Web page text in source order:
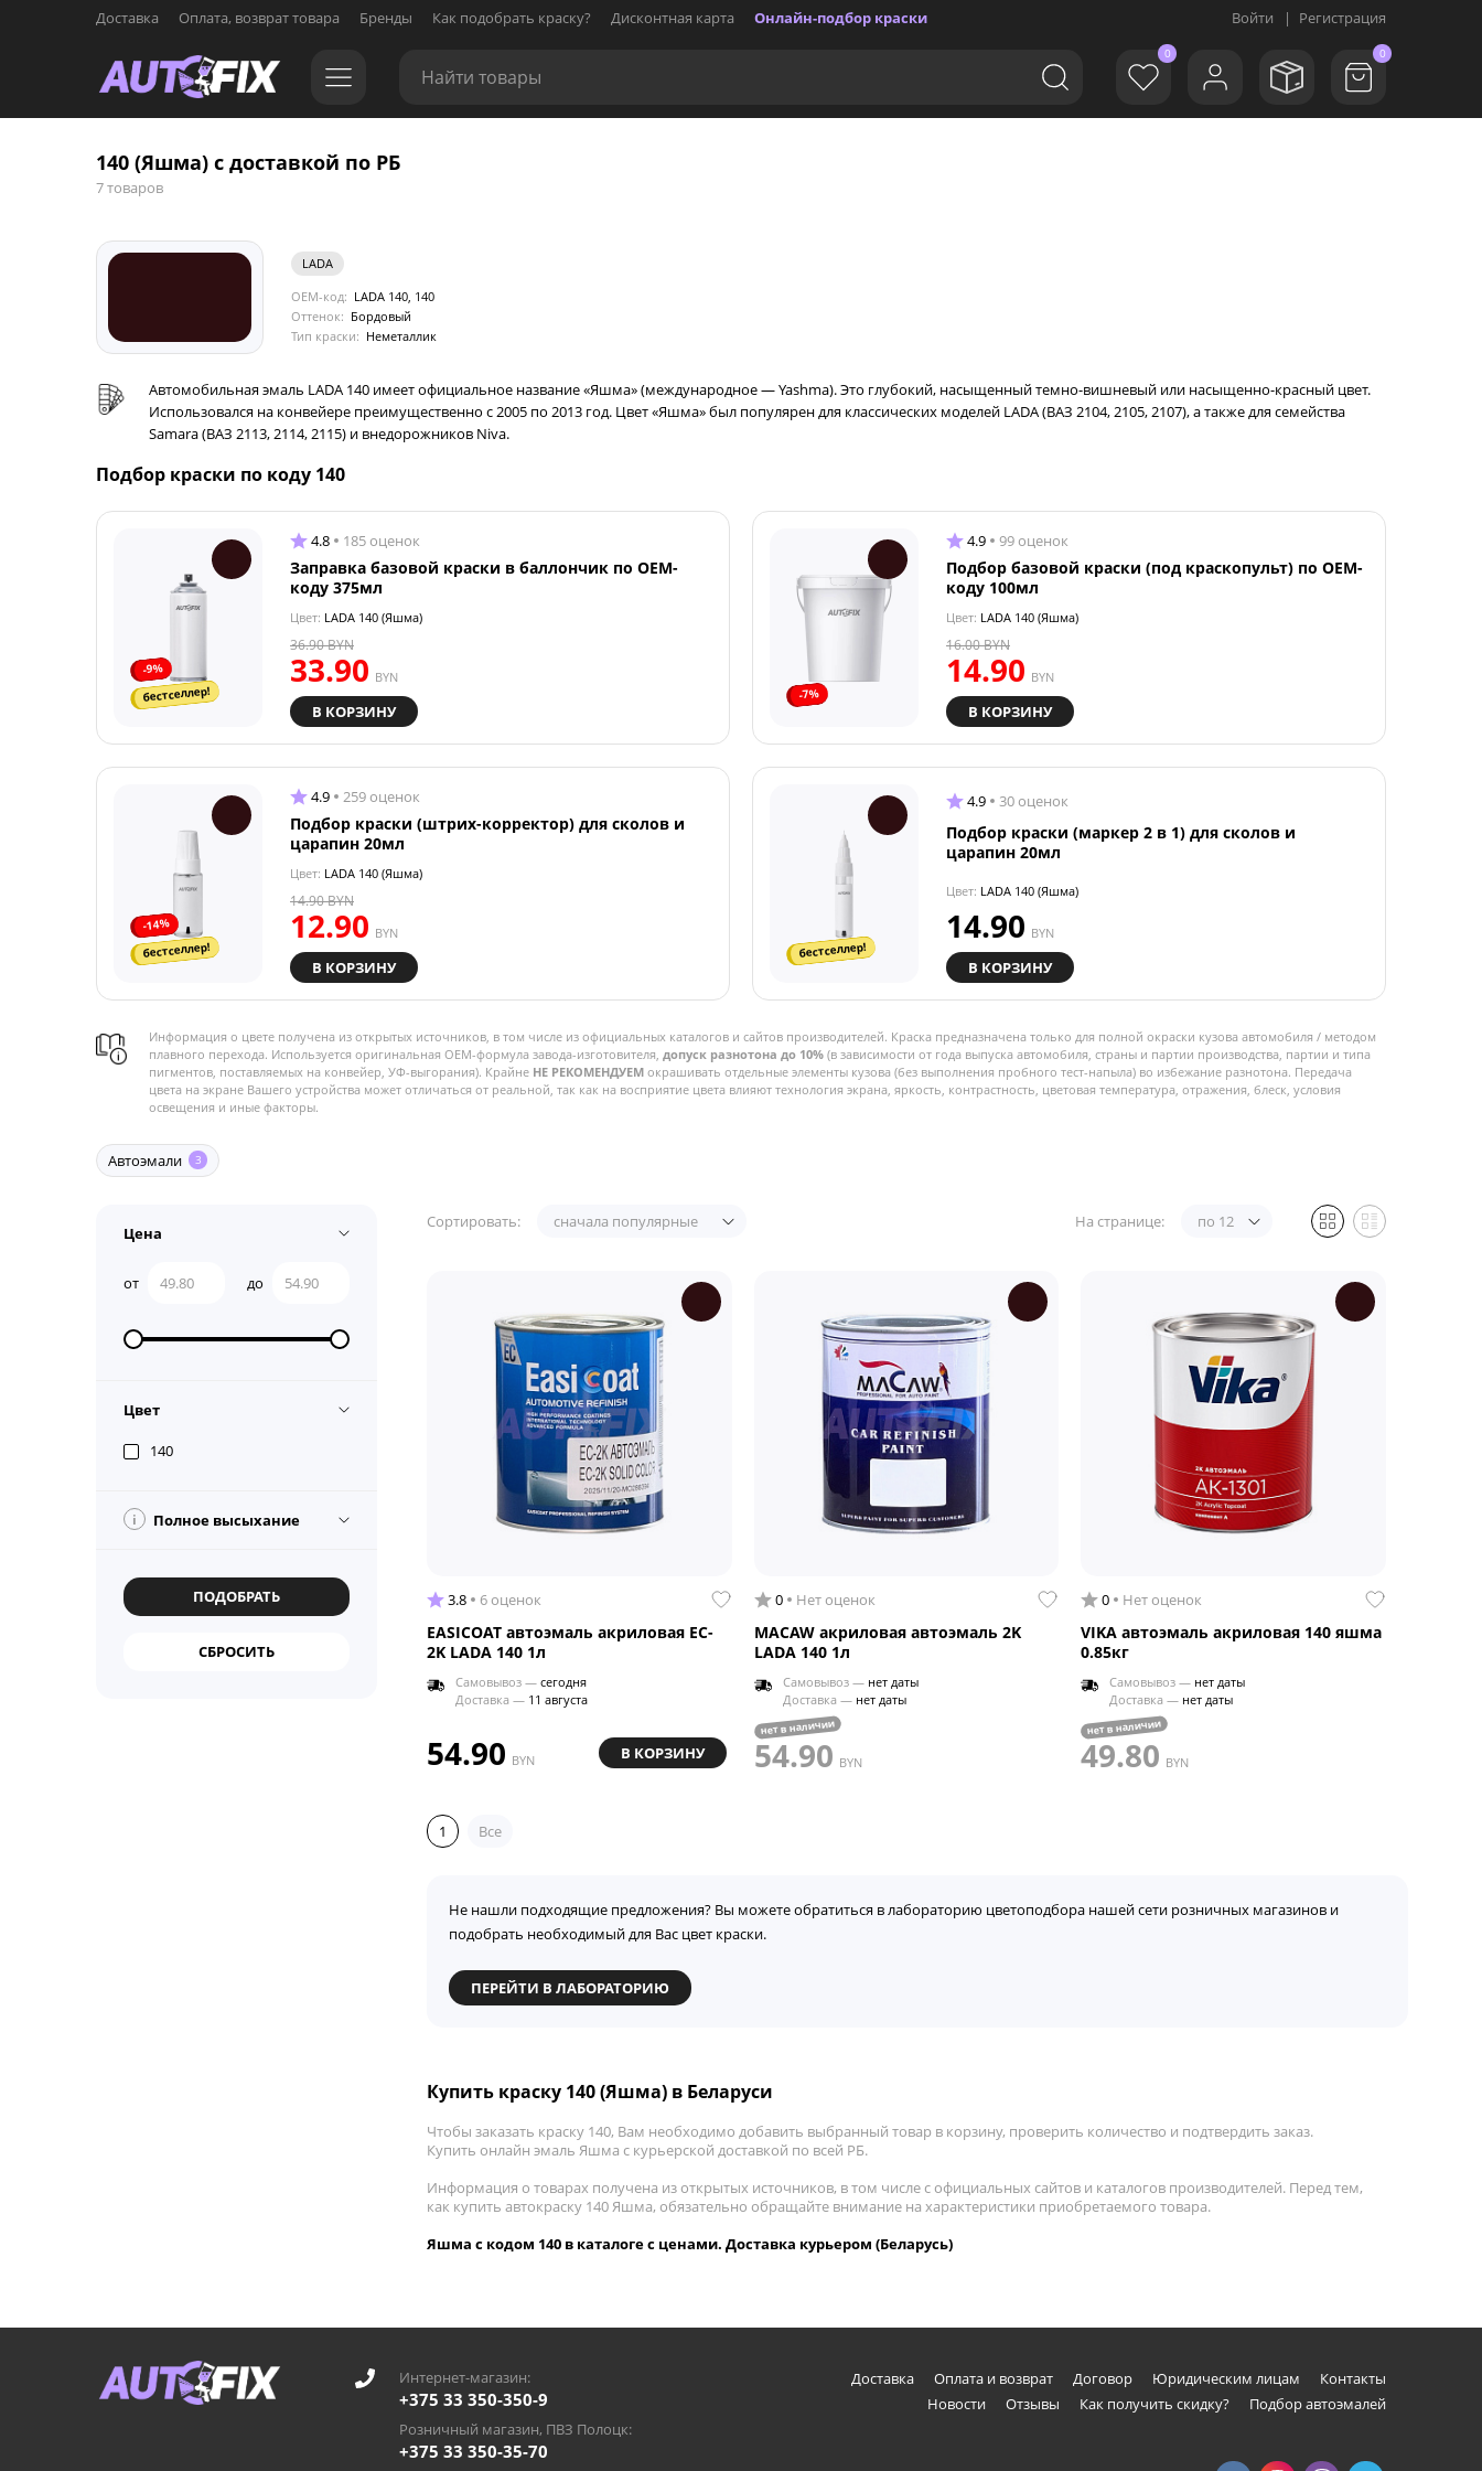
Доставка Оплата, возврат товара Бренды Как подобрать краску? Дисконтная карта Онлайн-подбор краски Войти | Регистрация
0 0
140 (Яшма) с доставкой по РБ
7 товаров
LADA
OEM-код: LADA 140, 140
Оттенок: Бордовый
Тип краски: Неметаллик
Автомобильная эмаль LADA 140 имеет официальное название «Яшма» (международное — Yashma). Это глубокий, насыщенный темно-вишневый или насыщенно-красный цвет.
Использовался на конвейере преимущественно с 2005 по 2013 год. Цвет «Яшма» был популярен для классических моделей LADA (ВАЗ 2104, 2105, 2107), а также для семейства
Samara (ВАЗ 2113, 2114, 2115) и внедорожников Niva.
Подбор краски по коду 140
-9%
бестселлер!
4.8 185 оценок
Заправка базовой краски в баллончик по OEM-
коду 375мл
Цвет: LADA 140 (Яшма)
33.90 BYN
36.90BYN
В КОРЗИНУ
-7%
4.9 99 оценок
Подбор базовой краски (под краскопульт) по OEM-
коду 100мл
Цвет: LADA 140 (Яшма)
14.90 BYN
16.00BYN
В КОРЗИНУ
-14%
бестселлер!
4.9 259 оценок
Подбор краски (штрих-корректор) для сколов и
царапин 20мл
Цвет: LADA 140 (Яшма)
12.90 BYN
14.90BYN
В КОРЗИНУ
бестселлер!
4.9 30 оценок
Подбор краски (маркер 2 в 1) для сколов и
царапин 20мл
Цвет: LADA 140 (Яшма)
14.90 BYN
В КОРЗИНУ
Информация о цвете получена из открытых источников, в том числе из официальных каталогов и сайтов производителей. Краска предназначена только для полной окраски кузова автомобиля / методом
плавного перехода. Используется оригинальная OEM-формула завода-изготовителя, допуск разнотона до 10% (в зависимости от года выпуска автомобиля, страны и партии производства, партии и типа
пигментов, поставляемых на конвейер, УФ-выгорания). Крайне НЕ РЕКОМЕНДУЕМ окрашивать отдельные элементы кузова (без выполнения пробного тест-напыла) во избежание разнотона. Передача
цвета на экране Вашего устройства может отличаться от реальной, так как на восприятие цвета влияют технология экрана, яркость, контрастность, цветовая температура, отражения, блеск, условия
освещения и иные факторы.
Автоэмали 3
Цена
от до
Цвет
140
i Полное высыхание
Сортировать: сначала популярные На странице: по 12
3.8 6 оценок
EASICOAT автоэмаль акриловая EC-
2K LADA 140 1л
Самовывоз — сегодня
Доставка — 11 августа
54.90 BYN В КОРЗИНУ
0 Нет оценок
MACAW акриловая автоэмаль 2K
LADA 140 1л
Самовывоз — нет даты
Доставка — нет даты
нет в наличии
54.90 BYN
0 Нет оценок
VIKA автоэмаль акриловая 140 яшма
0.85кг
Самовывоз — нет даты
Доставка — нет даты
нет в наличии
49.80 BYN
1 Все
Не нашли подходящие предложения? Вы можете обратиться в лабораторию цветоподбора нашей сети розничных магазинов и
подобрать необходимый для Вас цвет краски.
ПЕРЕЙТИ В ЛАБОРАТОРИЮ
Купить краску 140 (Яшма) в Беларуси
Чтобы заказать краску 140, Вам необходимо добавить выбранный товар в корзину, проверить количество и подтвердить заказ.
Купить онлайн эмаль Яшма с курьерской доставкой по всей РБ.
Информация о товарах получена из открытых источников, в том числе с официальных сайтов и каталогов производителей. Перед тем,
как купить автокраску 140 Яшма, обязательно обращайте внимание на характеристики приобретаемого товара.
Яшма с кодом 140 в каталоге с ценами. Доставка курьером (Беларусь)
Интернет-магазин:
+375 33 350-350-9
Розничный магазин, ПВЗ Полоцк:
+375 33 350-35-70
Доставка Оплата и возврат Договор Юридическим лицам
Контакты
Новости
Отзывы Как получить скидку? Подбор автоэмалей